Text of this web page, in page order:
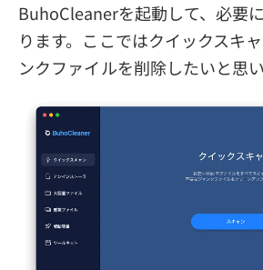
BuhoCleanerを起動して、必要
ります。ここではクイックスキ
ンクファイルを削除したいと思い